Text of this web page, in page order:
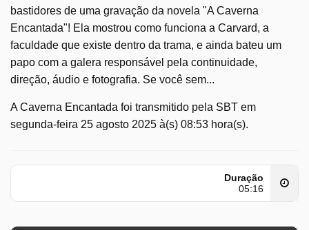
bastidores de uma gravação da novela "A Caverna
Encantada"! Ela mostrou como funciona a Carvard, a
faculdade que existe dentro da trama, e ainda bateu um
papo com a galera responsável pela continuidade,
direção, áudio e fotografia. Se você sem...
A Caverna Encantada foi transmitido pela SBT em
segunda-feira 25 agosto 2025 à(s) 08:53 hora(s).
Duração
05:16